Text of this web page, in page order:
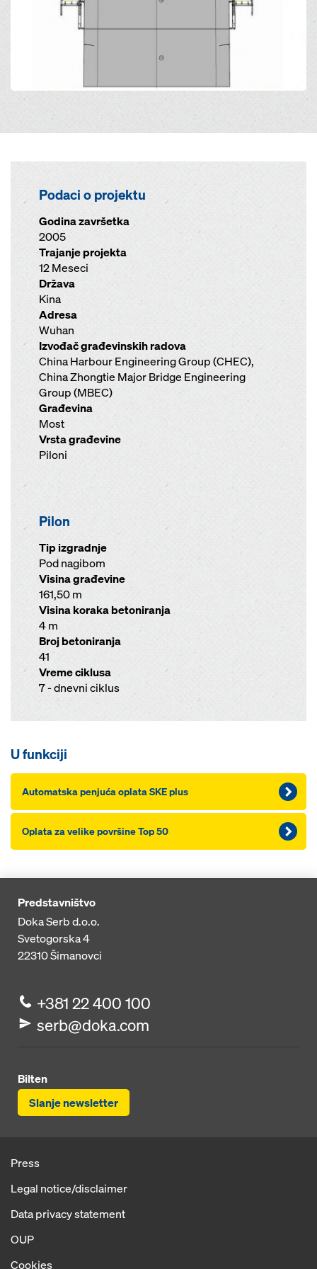
Podaci o projektu
Godina završetka
2005
Trajanje projekta
12 Meseci
Država
Kina
Adresa
Wuhan
Izvođač građevinskih radova
China Harbour Engineering Group (CHEC),
China Zhongtie Major Bridge Engineering
Group (MBEC)
Građevina
Most
Vrsta građevine
Piloni
Pilon
Tip izgradnje
Pod nagibom
Visina građevine
161,50 m
Visina koraka betoniranja
4 m
Broj betoniranja
41
Vreme ciklusa
7 - dnevni ciklus
U funkciji
Automatska penjuća oplata SKE plus
Oplata za velike površine Top 50
Predstavništvo
Doka Serb d.o.o.
Svetogorska 4
22310Šimanovci
+381 22 400 100
serb@doka.com
Bilten
Slanje newsletter
Press
Legal notice/disclaimer
Data privacy statement
OUP
Cookies